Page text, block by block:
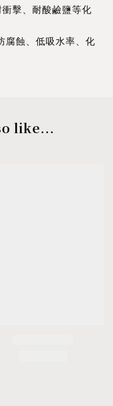
衝擊、耐酸鹼鹽等化
腐蝕、低吸水率、化
like...